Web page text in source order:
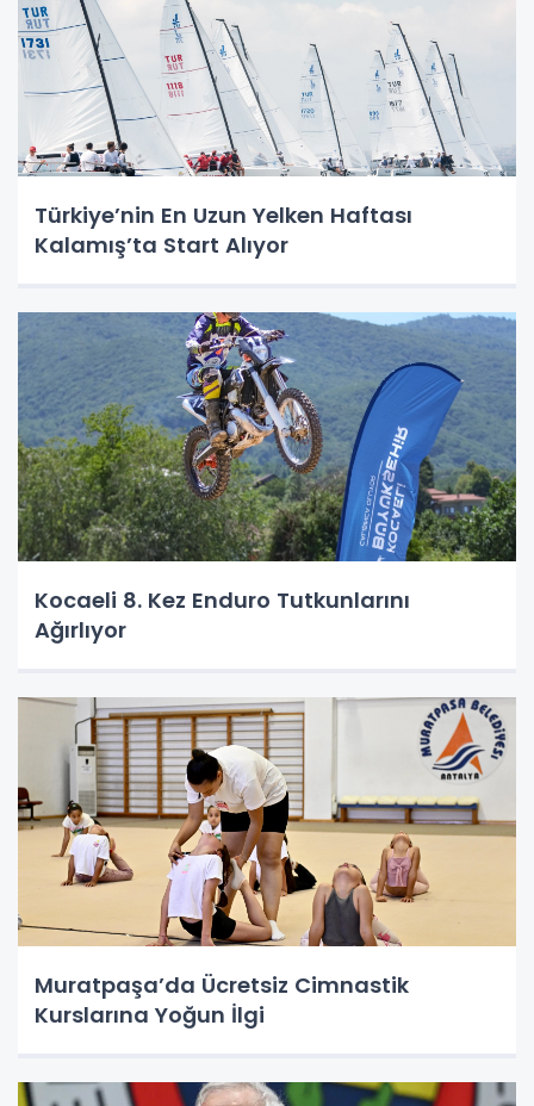
Türkiye’nin En Uzun Yelken Haftası
Kalamış’ta Start Alıyor
Kocaeli 8. Kez Enduro Tutkunlarını
Ağırlıyor
Muratpaşa’da Ücretsiz Cimnastik
Kurslarına Yoğun İlgi